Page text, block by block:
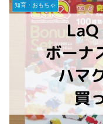
知育・おもちゃ